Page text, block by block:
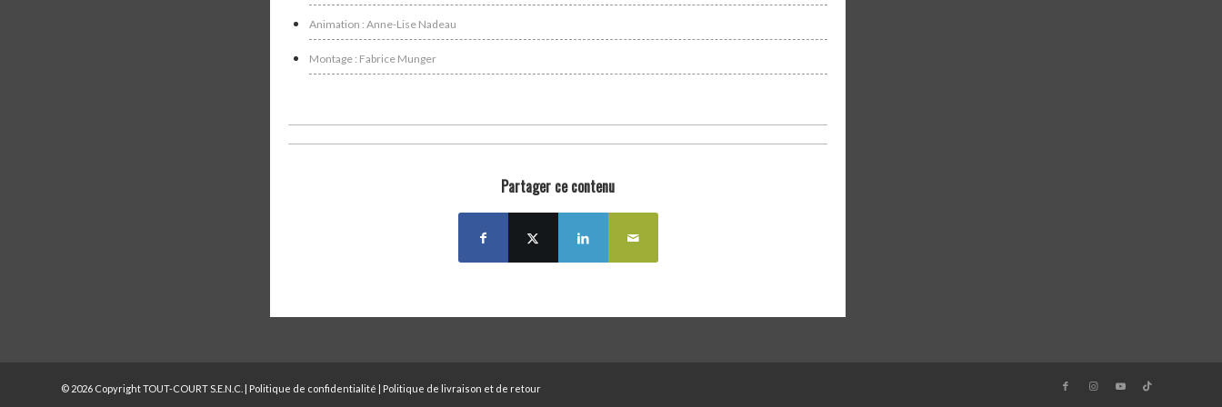
Animation : Anne-Lise Nadeau
Montage : Fabrice Munger
Partager ce contenu
© 2026 Copyright TOUT-COURT S.E.N.C. | Politique de confidentialité | Politique de livraison et de retour